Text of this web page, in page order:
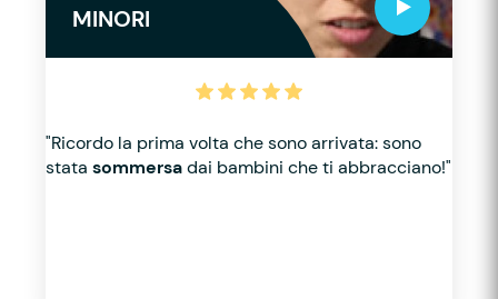
MINORI
"Ricordo la prima volta che sono arrivata: sono
stata sommersadai bambini che ti abbracciano!"